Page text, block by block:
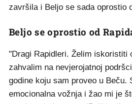
završila i Beljo se sada oprostio
Beljo se oprostio od
"Dragi Rapidleri. Želim iskoristiti
zahvalim na nevjerojatnoj
godine koju sam proveo u Beču.
emocionalna vožnja i žao mi je